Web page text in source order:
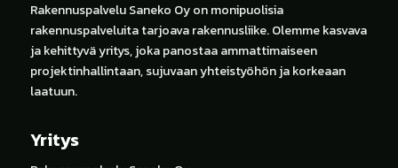
Rakennuspalvelu Saneko Oy on monipuolisia
rakennuspalveluita tarjoava rakennusliike. Olemme kasvava
ja kehittyvä yritys, joka panostaa ammattimaiseen
projektinhallintaan, sujuvaan yhteistyöhön ja korkeaan
laatuun.
Yritys